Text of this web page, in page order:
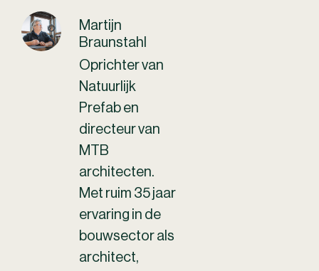
Martijn
Braunstahl
Oprichter van
Natuurlijk
Prefab en
directeur van
MTB
architecten.
Met ruim 35 jaar
ervaring in de
bouwsector als
architect,